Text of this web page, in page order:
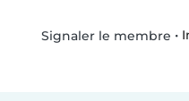
Signaler le membre •